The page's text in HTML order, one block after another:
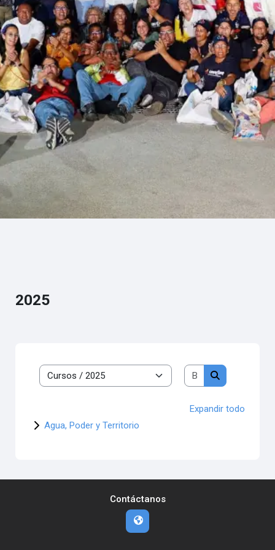
2025
Categorías
Buscar cursos
Buscar cursos
Expandir todo
Agua, Poder y Territorio
Contáctanos